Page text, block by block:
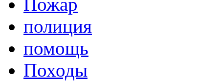
Пожар
полиция
помощь
Походы